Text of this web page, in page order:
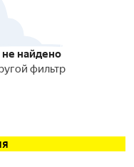
найдено
фильтр